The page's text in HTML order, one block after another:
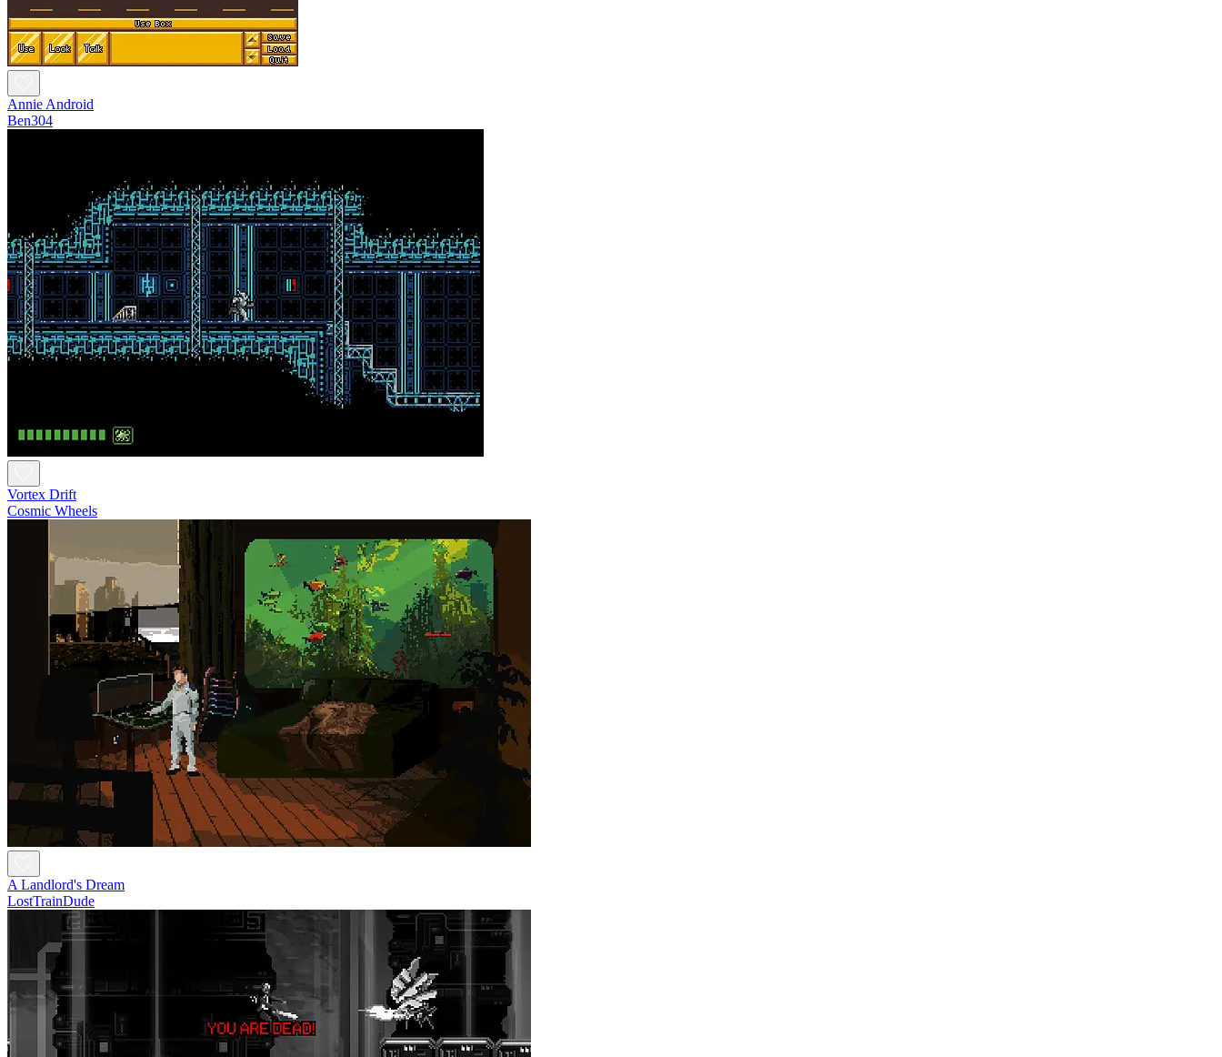
Annie Android
Ben304
Vortex Drift
Cosmic Wheels
A Landlord's Dream
LostTrainDude